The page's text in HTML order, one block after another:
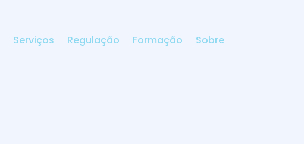
Serviços Regulação Formação Sobre